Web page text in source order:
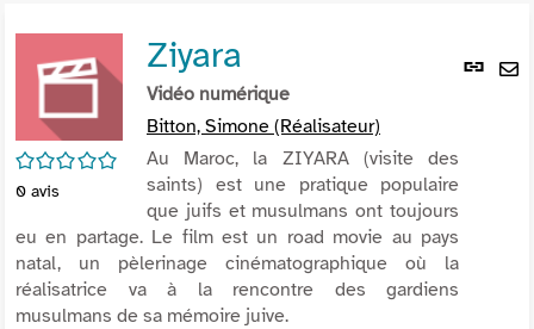
Lien
/5
0 avis
Ziyara
Vidéo numérique
Bitton, Simone (Réalisateur)
Au Maroc, la ZIYARA (visite des
saints) est une pratique populaire
que juifs et musulmans ont toujours
eu en partage. Le film est un road movie au pays
natal, un pèlerinage cinématographique où la
réalisatrice va à la rencontre des gardiens
musulmans de sa mémoire juive.